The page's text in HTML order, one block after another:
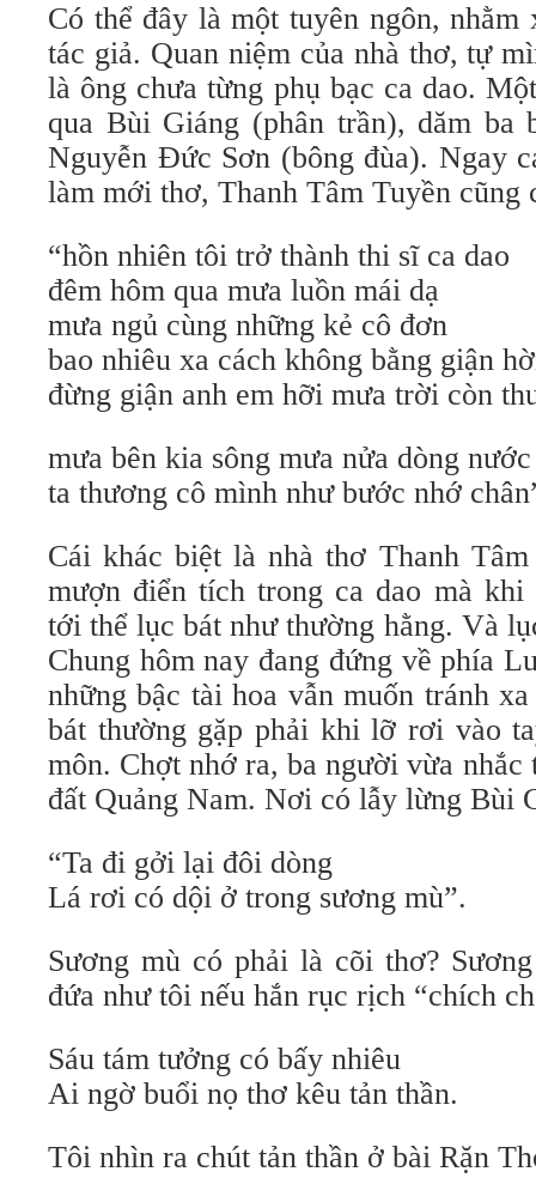
Có thể đây là một tuyên ngôn, nhằm
tác giả. Quan niệm của nhà thơ, tự
là ông chưa từng phụ bạc ca dao.
qua Bùi Giáng (phân trần), dăm
Nguyễn Đức Sơn (bông đùa). Ngay
làm mới thơ, Thanh Tâm Tuyền cũng
“hồn nhiên tôi trở thành thi sĩ ca dao
đêm hôm qua mưa luồn mái dạ
mưa ngủ cùng những kẻ cô đơn
bao nhiêu xa cách không bằng giận
đừng giận anh em hỡi mưa trời còn
mưa bên kia sông mưa nửa dòng nước
ta thương cô mình như bước nhớ
Cái khác biệt là nhà thơ Thanh
mượn điển tích trong ca dao mà khi
tới thể lục bát như thường hằng. Và
Chung hôm nay đang đứng về phía
những bậc tài hoa vẫn muốn tránh
bát thường gặp phải khi lỡ rơi vào
môn. Chợt nhớ ra, ba người vừa
đất Quảng Nam. Nơi có lẫy lừng Bùi
“Ta đi gởi lại đôi dòng
Lá rơi có dội ở trong sương mù”.
Sương mù có phải là cõi thơ?
đứa như tôi nếu hắn rục rịch “chích
Sáu tám tưởng có bấy nhiêu
Ai ngờ buổi nọ thơ kêu tản thần.
Tôi nhìn ra chút tản thần ở bài Rặn